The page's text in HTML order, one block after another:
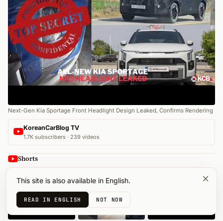
Next-Gen Kia Sportage Front Headlight Design Leaked, Confirms Rendering
KoreanCarBlog TV
1.7K subscribers · 239 videos
Shorts
This site is also available in English.
READ IN ENGLISH NOT NOW